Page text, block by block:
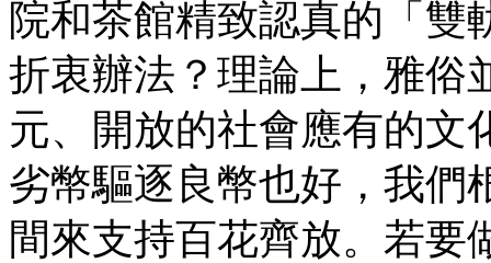
院和茶館精致認真的「雙
折衷辦法？理論上，雅俗
元、開放的社會應有的文
劣幣驅逐良幣也好，我們
間來支持百花齊放。若要